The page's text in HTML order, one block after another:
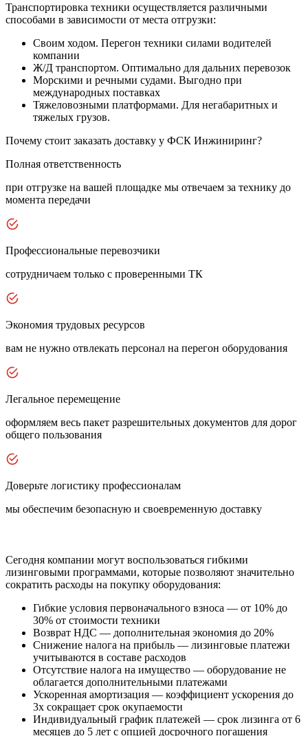
Транспортировка техники осуществляется различными
способами в зависимости от места отгрузки:
Своим ходом. Перегон техники силами водителей
компании
Ж/Д транспортом. Оптимально для дальних перевозок
Морскими и речными судами. Выгодно при
международных поставках
Тяжеловозными платформами. Для негабаритных и
тяжелых грузов.
Почему стоит заказать доставку у ФСК Инжиниринг?
Полная ответственность
при отгрузке на вашей площадке мы отвечаем за технику до
момента передачи
Профессиональные перевозчики
сотрудничаем только с проверенными ТК
Экономия трудовых ресурсов
вам не нужно отвлекать персонал на перегон оборудования
Легальное перемещение
оформляем весь пакет разрешительных документов для дорог
общего пользования
Доверьте логистику профессионалам
мы обеспечим безопасную и своевременную доставку
Сегодня компании могут воспользоваться гибкими
лизинговыми программами, которые позволяют значительно
сократить расходы на покупку оборудования:
Гибкие условия первоначального взноса — от 10% до
30% от стоимости техники
Возврат НДС — дополнительная экономия до 20%
Снижение налога на прибыль — лизинговые платежи
учитываются в составе расходов
Отсутствие налога на имущество — оборудование не
облагается дополнительными платежами
Ускоренная амортизация — коэффициент ускорения до
3x сокращает срок окупаемости
Индивидуальный график платежей — срок лизинга от 6
месяцев до 5 лет с опцией досрочного погашения